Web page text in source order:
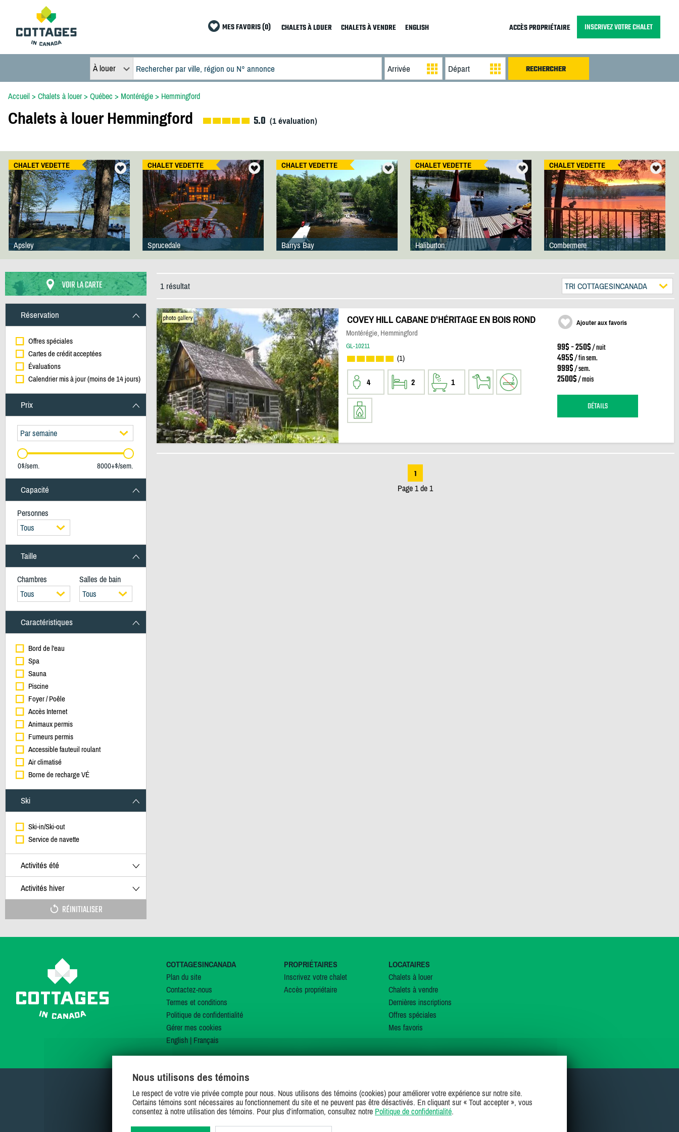
MES FAVORIS (0) CHALETS À LOUER CHALETS À VENDRE ENGLISH ACCÈS PROPRIÉTAIRE INSCRIVEZ VOTRE CHALET
À louer
Accueil> Chalets à louer> Québec > Montérégie> Hemmingford
Chalets à louer Hemmingford 5.0 (1évaluation)
CHALET VEDETTE
Apsley
CHALET VEDETTE
Sprucedale
CHALET VEDETTE
Barrys Bay
CHALET VEDETTE
Haliburton
CHALET VEDETTE
Combermere
VOIR LA CARTE
Réservation
Offres spéciales
Cartes de crédit acceptées
Évaluations
Calendrier mis à jour (moins de 14 jours)
Prix
Par semaine
0$/sem. 8000+$/sem.
Capacité
Personnes
Tous
Taille
Chambres
Salles de bain
Tous
Tous
Caractéristiques
Bord de l'eau
Spa
Sauna
Piscine
Foyer / Poêle
Accès Internet
Animaux permis
Fumeurs permis
Accessible fauteuil roulant
Air climatisé
Borne de recharge VÉ
Ski
Ski-in/Ski-out
Service de navette
Activités été
Activités hiver
RÉINITIALISER
1 résultat TRI COTTAGESINCANADA
COVEY HILL CABANE D'HÉRITAGE EN BOIS ROND
Montérégie, Hemmingford
GL-10211
(1)
4 2 1
Ajouter aux favoris
99$ - 250$/ nuit
495$/ fin sem.
999$/ sem.
2500$/ mois
DÉTAILS
1
Page 1 de 1
COTTAGESINCANADA
Plan du site
Contactez-nous
Termes et conditions
Politique de confidentialité
Gérer mes cookies
English| Français
PROPRIÉTAIRES
Inscrivez votre chalet
Accès propriétaire
LOCATAIRES
Chalets à louer
Chalets à vendre
Dernières inscriptions
Offres spéciales
Mes favoris
SUIVEZ-NOUS SUR
Nous utilisons des témoins
Le respect de votre vie privée compte pour nous. Nous utilisons des témoins (cookies) pour améliorer votre expérience sur notre site.
Certains témoins sont nécessaires au fonctionnement du site et ne peuvent pas être désactivés. En cliquant sur « Tout accepter », vous
consentez à notre utilisation des témoins. Pour plus d’information, consultez notre Politique de confidentialité.